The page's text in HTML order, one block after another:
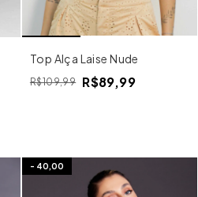
Top Alça Laise Nude
R$109,99 R$89,99
- 40,00